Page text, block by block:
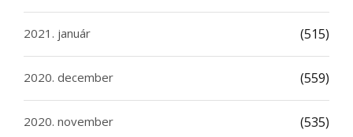
2021. január (515)
2020. december (559)
2020. november (535)